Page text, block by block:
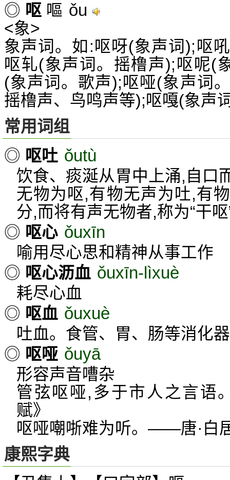
◎ 呕 嘔 ǒu
<象>
象声词。如:呕呀(象声词);呕
呕轧(象声词。摇橹声);呕呢(
(象声词。歌声);呕哑(象声词
摇橹声、鸟鸣声等);呕嘎(象声
常用词组
◎ 呕吐 ǒutù
饮食、痰涎从胃中上涌,自口
无物为呕,有物无声为吐,有
分,而将有声无物者,称为“干呕
◎ 呕心 ǒuxīn
喻用尽心思和精神从事工作
◎ 呕心沥血 ǒuxīn-lìxuè
耗尽心血
◎ 呕血 ǒuxuè
吐血。食管、胃、肠等消化
◎ 呕哑 ǒuyā
形容声音嘈杂
管弦呕哑,多于市人之言
赋》
呕哑嘲哳难为听。——唐·白
康熙字典